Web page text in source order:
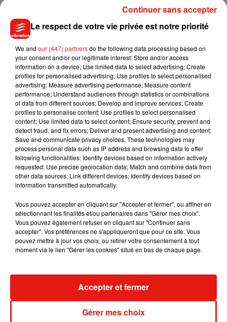
Pour assister à la 4
édition du tremplin Rir O Centre, plus
d’informations
Becky G sur son nouveau single
Le respect de votre vie privée est notre priorité
We and our (447) partnersdo the following data processing based on
your consent and/or our legitimate interest: Store and/or access
information on a device; Use limited data to select advertising; Create
profiles for personalised advertising; Use profiles to select personalised
advertising; Measure advertising performance; Measure content
performance; Understand audiences through statistics or combinations
of data from different sources; Develop and improve services; Create
profiles to personalise content; Use profiles to select personalised
content; Use limited data to select content; Ensure security, prevent and
detect fraud, and fix errors; Deliver and present advertising and content;
Save and communicate privacy choices. These technologies may
process personal data such as IP address and browsing data to offer
following functionalities: Identify devices based on information actively
requested; Use precise geolocation data; Match and combine data from
other data sources; Link different devices; Identify devices based on
information transmitted automatically.
Vous pouvez accepter en cliquant sur "Accepter et fermer", ou affiner en
sélectionnant les finalités et/ou partenaires dans "Gérer mes choix".
Vous pouvez également refuser en cliquant sur "Continuer sans
accepter". Vos préférences ne s'appliqueront que pour ce site. Vous
pouvez mettre à jour vos choix, ou retirer votre consentement à tout
moment via le lien "Gérer les cookies" situé en bas de chaque page.
Gérer mes choix
Accepter et fermer
Continuer sans accepter